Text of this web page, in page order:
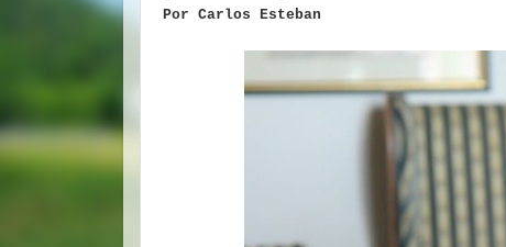
Por Carlos Esteban